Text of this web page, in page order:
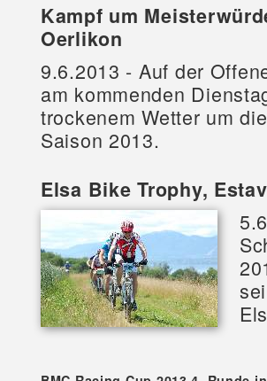
Kampf um
Oerlikon
9.6.2013 - Auf der
am kommenden
trockenem Wetter um
Saison 2013.
Elsa Bike Trophy,